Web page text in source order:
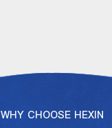
WHY CHOOSE HEXIN